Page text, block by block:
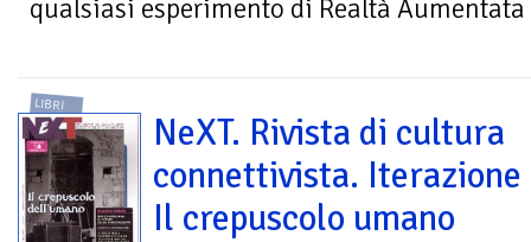
qualsiasi esperimento di Realtà
LIBRI
NeXT. Rivista di cultura
connettivista. Iterazione
Il crepuscolo umano